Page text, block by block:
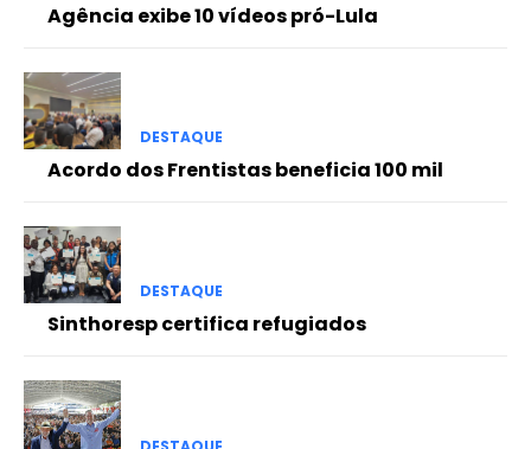
Agência exibe 10 vídeos pró-Lula
DESTAQUE
Acordo dos Frentistas beneficia 100 mil
DESTAQUE
Sinthoresp certifica refugiados